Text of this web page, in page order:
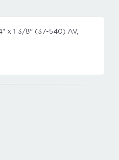
x 1 3/8" (37-540) AV,